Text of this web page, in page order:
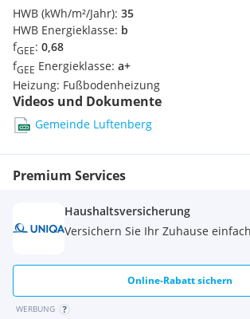
Die Wohnlage überzeugt durch
kombiniert mit derNähe zu Linz
Dieses Projekt verbindet
Lebensqualität.
HWB (kWh/m²/Jahr): 35
HWB Energieklasse: b
fGEE: 0,68
fGEE Energieklasse: a+
Heizung: Fußbodenheizung
Videos und Dokumente
Gemeinde Luftenberg
Premium Services
Haushaltsversicherung
Versichern Sie Ihr Zuhause
Online-Rabatt sichern
WERBUNG